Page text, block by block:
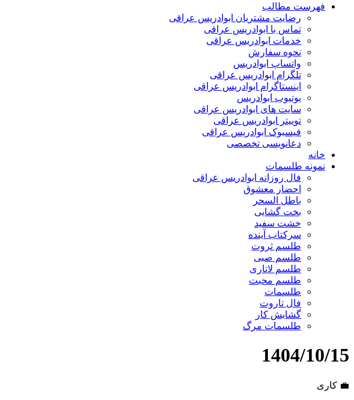
فهرست مطالب
رضایت مشتریان ابوادریس عراقی
تماس با ابوادریس عراقی
خدمات ابوادریس عراقی
نحوه سفارش
واتساپ ابوادریس
تلگرام ابوادریس عراقی
اینستاگرام ابوادریس عراقی
یوتیوب ابوادریس
سایت های ابوادریس عراقی
توییتر ابوادریس عراقی
فیسبوک ابوادریس عراقی
دعانویسی تخصصی
خانه
نمونه طلسمات
فال روزانه ابوادریس عراقی
احضار معشوق
باطل السحر
بخت گشایی
خشت سفید
سرکتاب آینده
طلسم ثروت
طلسم صبی
طلسم لاتاری
طلسم محبت
طلسمات
فال تاروت
گشایش کار
طلسمات مرگ
1404/10/15
💼 کاری